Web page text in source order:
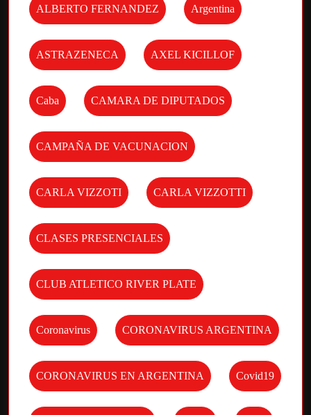
ALBERTO FERNANDEZ Argentina
ASTRAZENECA AXEL KICILLOF
Caba CAMARA DE DIPUTADOS
CAMPAÑA DE VACUNACION
CARLA VIZZOTI CARLA VIZZOTTI
CLASES PRESENCIALES
CLUB ATLETICO RIVER PLATE
Coronavirus CORONAVIRUS ARGENTINA
CORONAVIRUS EN ARGENTINA Covid19